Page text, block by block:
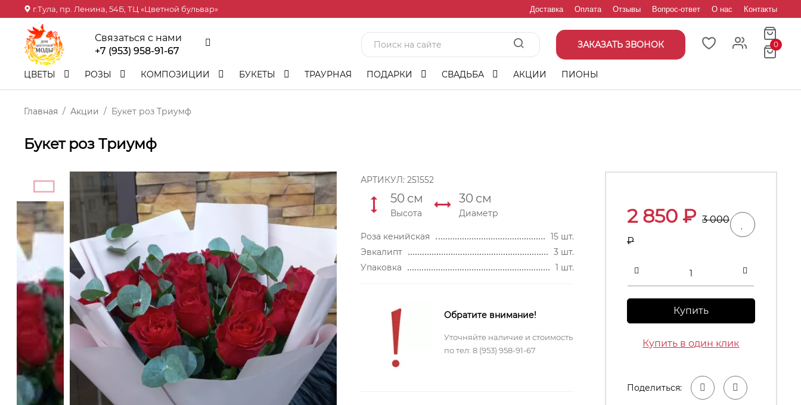
г.Тула, пр. Ленина, 54Б, ТЦ «Цветной бульвар» Доставка Оплата Отзывы Вопрос-ответ О нас Контакты
Связаться с нами
+7 (953) 958-91-67
ЗАКАЗАТЬ ЗВОНОК 0
ЦВЕТЫ РОЗЫ КОМПОЗИЦИИ БУКЕТЫ ТРАУРНАЯ ПОДАРКИ СВАДЬБА АКЦИИ ПИОНЫ
Главная Акции Букет роз Триумф
Букет роз Триумф
АРТИКУЛ: 251552
50 см
Высота
30 см
Диаметр
Роза кенийская
15 шт.
Эвкалипт
3 шт.
Упаковка
1 шт.
Обратите внимание!
Уточняйте наличие и стоимость
по тел: 8 (953) 958-91-67
2 850₽ 3 000
₽
Купить
Купить в один клик
Поделиться: